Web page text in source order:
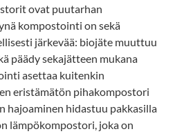
ovat puutarhan
kompostointi on sekä
järkevää: biojäte muuttuu
päädy sekajätteen mukana
asettaa kuitenkin
eristämätön pihakompostori
hajoaminen hidastuu pakkasilla
lämpökompostori, joka on